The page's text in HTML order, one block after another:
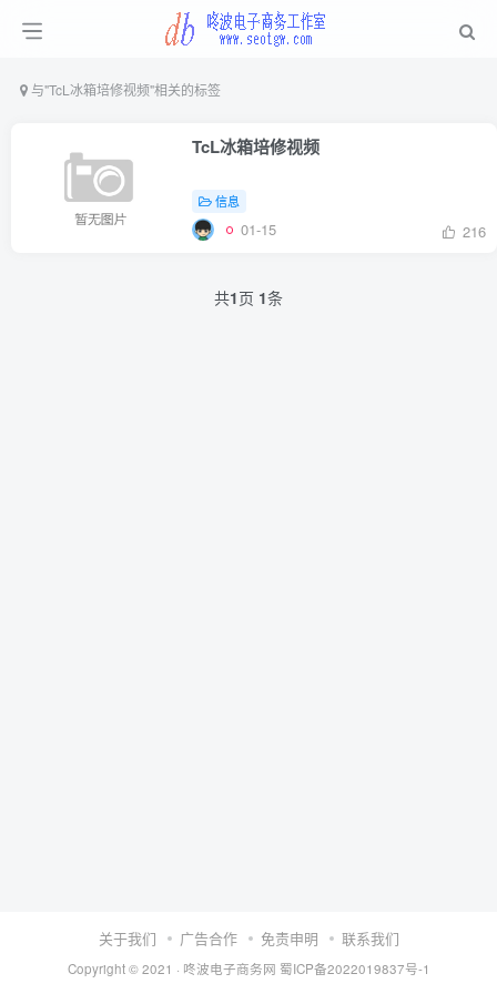
与"TcL冰箱培修视频"相关的标签
TcL冰箱培修视频
信息
01-15 216
共1页 1条
关于我们 广告合作 免责申明 联系我们
Copyright © 2021 · 咚波电子商务网 蜀ICP备2022019837号-1